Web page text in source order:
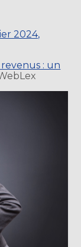
2024,
: un